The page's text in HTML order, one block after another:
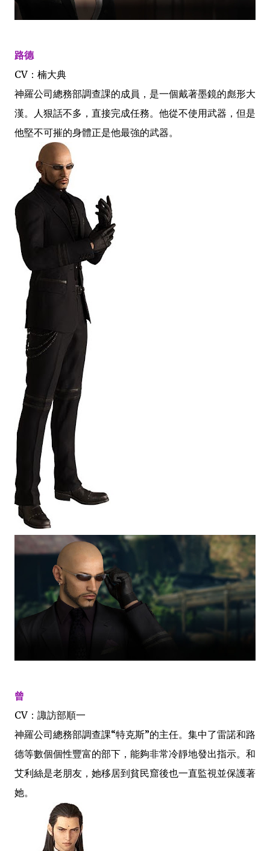
路德
CV：楠大典
神羅公司總務部調查課的成員，是一個戴著墨鏡的彪形大
漢。人狠話不多，直接完成任務。他從不使用武器，但是
他堅不可摧的身體正是他最強的武器。
曾
CV：諏訪部順一
神羅公司總務部調查課“特克斯”的主任。集中了雷諾和路
德等數個個性豐富的部下，能夠非常冷靜地發出指示。和
艾利絲是老朋友，她移居到貧民窟後也一直監視並保護著
她。